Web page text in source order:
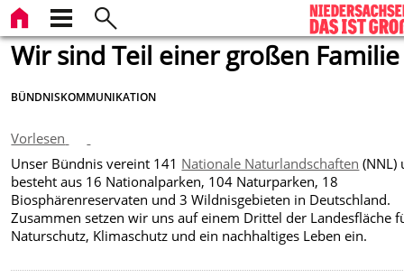
Wir sind Teil einer großen Familie
BÜNDNISKOMMUNIKATION
Vorlesen
Unser Bündnis vereint 141 Nationale Naturlandschaften (NNL)
besteht aus 16 Nationalparken, 104 Naturparken, 18
Biosphärenreservaten und 3 Wildnisgebieten in Deutschland.
Zusammen setzen wir uns auf einem Drittel der Landesfläche
Naturschutz, Klimaschutz und ein nachhaltiges Leben ein.